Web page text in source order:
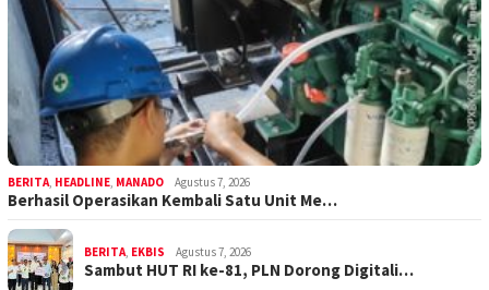
BERITA, HEADLINE, MANADO Agustus 7, 2026
Berhasil Operasikan Kembali Satu Unit Me…
BERITA, EKBIS Agustus 7, 2026
Sambut HUT RI ke-81, PLN Dorong Digitali…